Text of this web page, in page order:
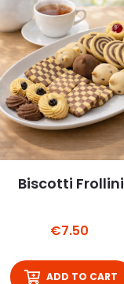
Biscotti Frollini
Price
€7.50
ADD TO CART